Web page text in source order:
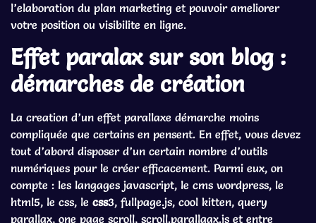
l’elaboration du plan marketing et pouvoir ameliorer
votre position ou visibilite en ligne.
Effet paralax sur son blog :
démarches de création
La creation d’un effet parallaxe démarche moins
compliquée que certains en pensent. En effet, vous devez
tout d’abord disposer d’un certain nombre d’outils
numériques pour le créer efficacement. Parmi eux, on
compte : les langages javascript, le cms wordpress, le
html5, le css, le css3, fullpage.js, cool kitten, query
parallax, one page scroll, scroll.parallaax.js et entre